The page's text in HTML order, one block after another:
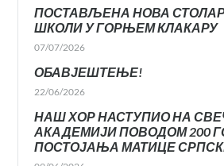
ПОСТАВЉЕНА НОВА
ШКОЛИ У ГОРЊЕМ КЛАКАРУ
07/07/2026
ОБАВЈЕШТЕЊЕ!
22/06/2026
НАШ ХОР НАСТУПИО НА
АКАДЕМИЈИ ПОВОДОМ 200
ПОСТОЈАЊА МАТИЦЕ